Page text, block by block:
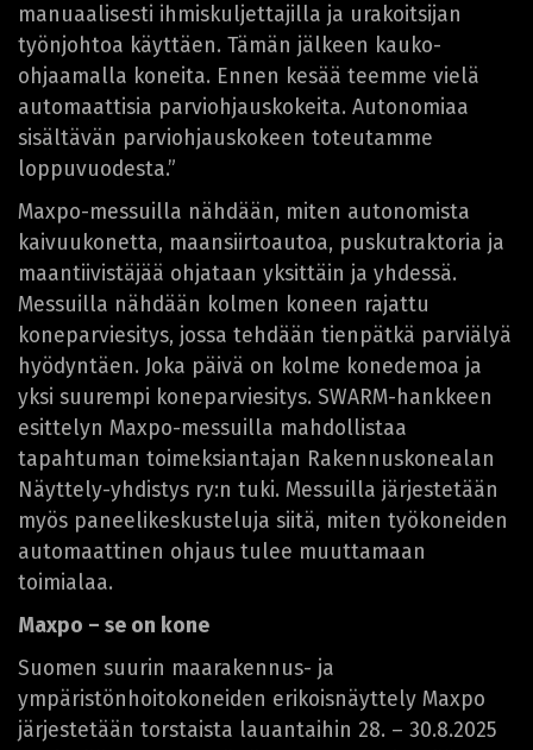
manuaalisesti ihmiskuljettajilla ja urakoitsijan
työnjohtoa käyttäen. Tämän jälkeen kauko-
ohjaamalla koneita. Ennen kesää teemme vielä
automaattisia parviohjauskokeita. Autonomiaa
sisältävän parviohjauskokeen toteutamme
loppuvuodesta.”
Maxpo-messuilla nähdään, miten autonomista
kaivuukonetta, maansiirtoautoa, puskutraktoria ja
maantiivistäjää ohjataan yksittäin ja yhdessä.
Messuilla nähdään kolmen koneen rajattu
koneparviesitys, jossa tehdään tienpätkä parviälyä
hyödyntäen. Joka päivä on kolme konedemoa ja
yksi suurempi koneparviesitys. SWARM-hankkeen
esittelyn Maxpo-messuilla mahdollistaa
tapahtuman toimeksiantajan Rakennuskonealan
Näyttely-yhdistys ry:n tuki. Messuilla järjestetään
myös paneelikeskusteluja siitä, miten työkoneiden
automaattinen ohjaus tulee muuttamaan
toimialaa.
Maxpo – se on kone
Suomen suurin maarakennus- ja
ympäristönhoitokoneiden erikoisnäyttely Maxpo
järjestetään torstaista lauantaihin 28. – 30.8.2025